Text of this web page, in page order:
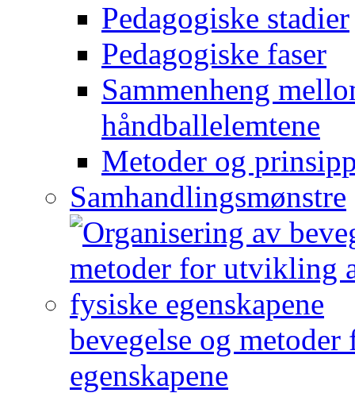
Pedagogiske stadier
Pedagogiske faser
Sammenheng
håndballelemtene
Metoder og
Samhandlingsmønstre
bevegelse og
egenskapene